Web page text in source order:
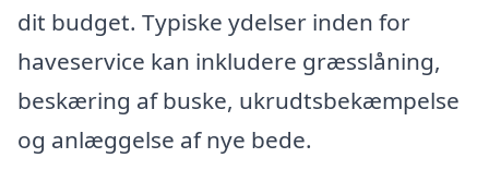
dit budget. Typiske ydelser inden for
haveservice kan inkludere græsslåning,
beskæring af buske, ukrudtsbekæmpelse
og anlæggelse af nye bede.